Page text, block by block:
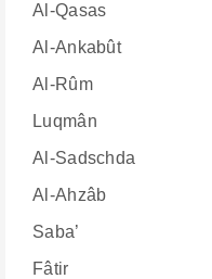
Al-Qasas
Al-Ankabût
Al-Rûm
Luqmân
Al-Sadschda
Al-Ahzâb
Saba’
Fâtir